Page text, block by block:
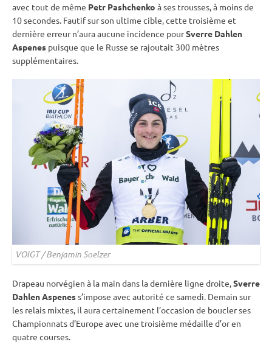
avec tout de même Petr Pashchenko à ses trousses, à moins de
10 secondes. Fautif sur son ultime cible, cette troisième et
dernière erreur n’aura aucune incidence pourSverre Dahlen
Aspenes puisque que le Russe se rajoutait 300 mètres
supplémentaires.
VOIGT / Benjamin Soelzer
Drapeau norvégien à la main dans la dernière ligne droite,Sverre
Dahlen Aspeness’impose avec autorité ce samedi. Demain sur
les relais mixtes, il aura certainement l’occasion de boucler ses
Championnats d’Europe avec une troisième médaille d’or en
quatre courses.